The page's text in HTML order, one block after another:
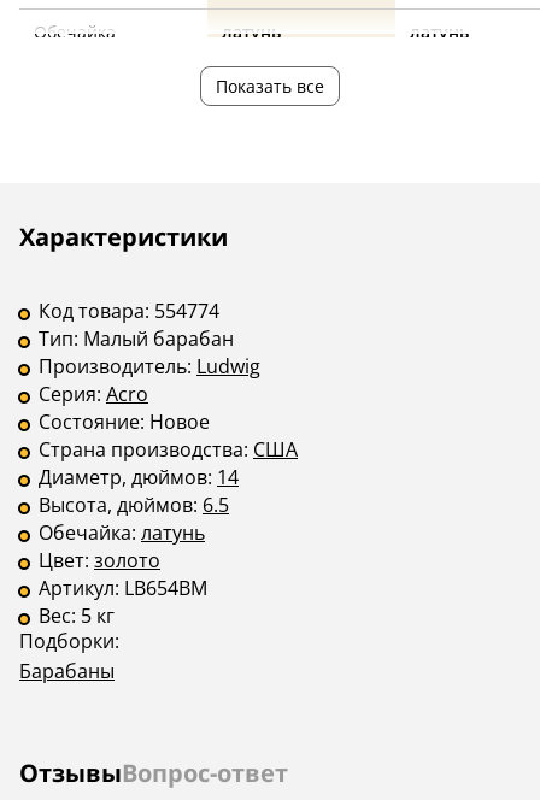
Обечайка
латунь латунь
золото
Показать все
Описание
Характеристики
Инструкции
Код товара: 554774
Тип: Малый барабан
Производитель: Ludwig
Серия: Acro
Состояние: Новое
Страна производства: США
Диаметр, дюймов: 14
Высота, дюймов: 6.5
Обечайка: латунь
Цвет: золото
Артикул: LB654BM
Вес: 5 кг
Подборки:
Барабаны
ОтзывыВопрос-ответ